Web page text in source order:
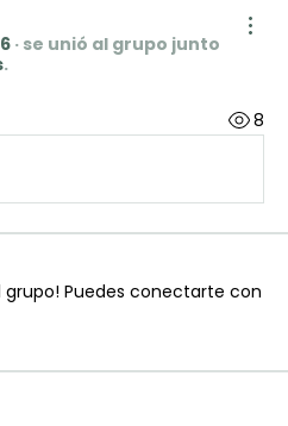
· se unió al grupo junto
.
8
grupo! Puedes conectarte con